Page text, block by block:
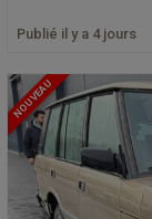
Publié il y a 4 jours
NOUVEAU